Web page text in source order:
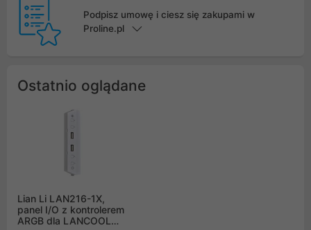
Podpisz umowę i ciesz się zakupami w
Proline.pl
Ostatnio oglądane
Lian Li LAN216-1X,
panel I/O z kontrolerem
ARGB dla LANCOOL